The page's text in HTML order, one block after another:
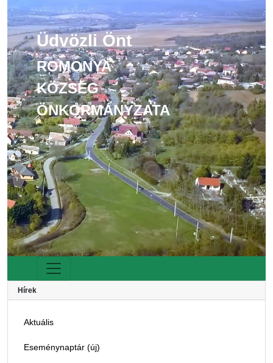
Üdvözli Önt
ROMONYA
KÖZSÉG
ÖNKORMÁNYZATA
Hírek
Aktuális
Eseménynaptár (új)